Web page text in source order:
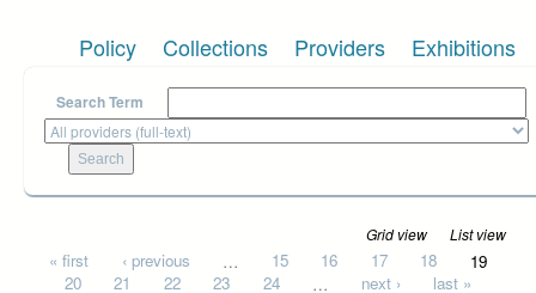
Policy Collections Providers Exhibitions
Search Term
Grid view List view
Pages
« first ‹ previous … 15 16 17 18
19
20
21 22 23 24 … next › last »